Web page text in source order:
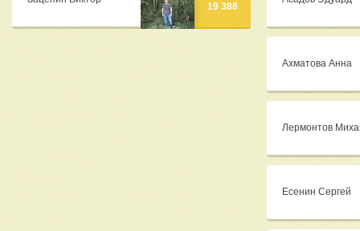
19 388
Ахматова Анна
Лермонтов
Есенин Сергей